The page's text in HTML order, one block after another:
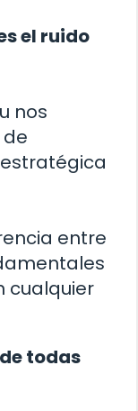
el ruido
nos
entre
cualquier
todas